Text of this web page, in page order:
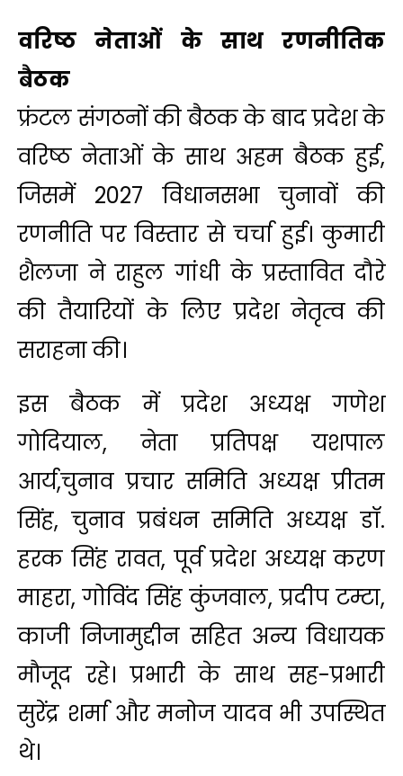
वरिष्ठ नेताओं के साथ रणनीतिक
बैठक
फ्रंटल संगठनों की बैठक के बाद प्रदेश के
वरिष्ठ नेताओं के साथ अहम बैठक हुई,
जिसमें 2027 विधानसभा चुनावों की
रणनीति पर विस्तार से चर्चा हुई। कुमारी
शैलजा ने राहुल गांधी के प्रस्तावित दौरे
की तैयारियों के लिए प्रदेश नेतृत्व की
सराहना की।
इस बैठक में प्रदेश अध्यक्ष गणेश
गोदियाल, नेता प्रतिपक्ष यशपाल
आर्य,चुनाव प्रचार समिति अध्यक्ष प्रीतम
सिंह, चुनाव प्रबंधन समिति अध्यक्ष डॉ.
हरक सिंह रावत, पूर्व प्रदेश अध्यक्ष करण
माहरा, गोविंद सिंह कुंजवाल, प्रदीप टम्टा,
काजी निजामुद्दीन सहित अन्य विधायक
मौजूद रहे। प्रभारी के साथ सह-प्रभारी
सुरेंद्र शर्मा और मनोज यादव भी उपस्थित
थे।